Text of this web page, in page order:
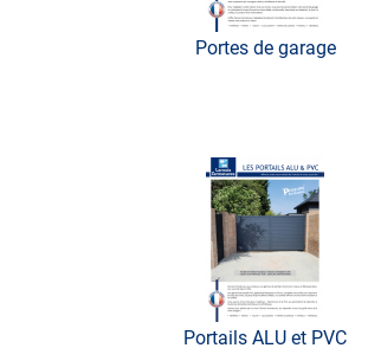
Portes de garage
Portails ALU et PVC